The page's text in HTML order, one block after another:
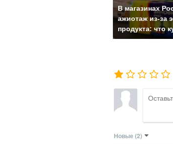
В магазинах
ажиотаж из-за
продукта: что
Новые (2)